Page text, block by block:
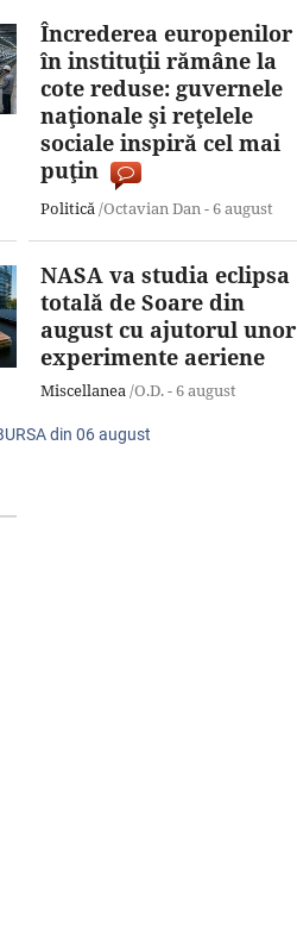
Încrederea europenilor
în instituţii rămâne la
cote reduse: guvernele
naţionale şi reţelele
sociale inspiră cel mai
puţin
Politică /Octavian Dan -6 august
NASA va studia eclipsa
totală de Soare din
august cu ajutorul unor
experimente aeriene
Miscellanea /O.D. -6 august
din 06 august